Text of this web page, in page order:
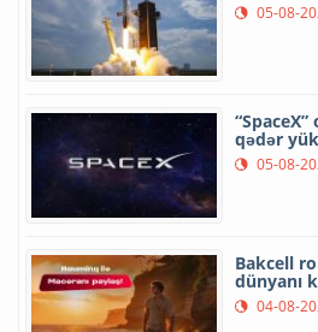
05-08-
qədər yük
05-08-
Bakcell
dünyanı
04-08-